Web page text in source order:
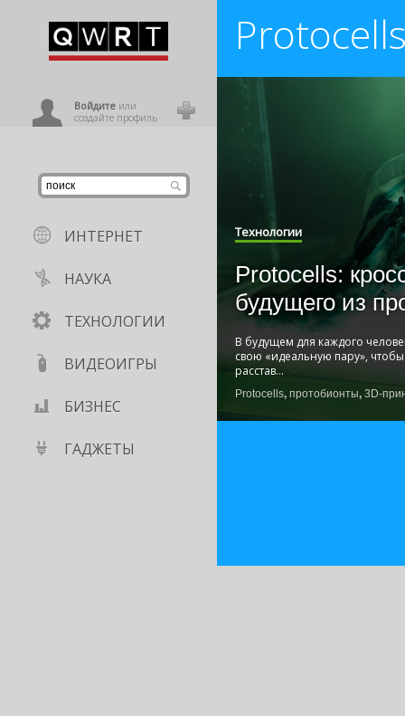
Войдитеили
создайте профиль
ИНТЕРНЕТ
НАУКА
ТЕХНОЛОГИИ
ВИДЕОИГРЫ
БИЗНЕС
ГАДЖЕТЫ
Технологии
Protocells:
будущего из
В будущем для каждого
свою «идеальную пару»,
расстав...
Protocells, протобионты, 3D-